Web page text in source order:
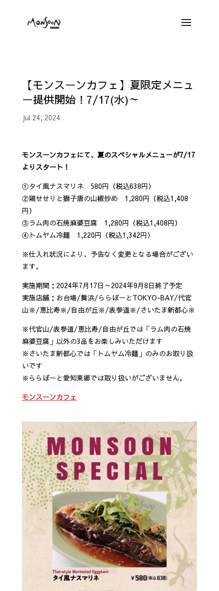
【モンスーンカフェ】夏限定メニュ
ー提供開始！7/17(水)～
Jul 24, 2024
モンスーンカフェにて、夏のスペシャルメニューが7/17
よりスタート！
①タイ風ナスマリネ 580円（税込638円）
②鶏せせりと獅子唐の山椒炒め 1,280円（税込1,408
円）
③ラム肉の石焼麻婆豆腐 1,280円（税込1,408円）
④トムヤム冷麺 1,220円（税込1,342円）
※仕入れ状況により、予告なく変更となる場合がござい
ます。
実施期間：2024年7月17日～2024年9月8日終了予定
実施店舗：お台場/舞浜/ららぽーとTOKYO-BAY/代官
山※/恵比寿※/自由が丘※/表参道※/さいたま新都心※
※代官山/表参道/恵比寿/自由が丘では「ラム肉の石焼
麻婆豆腐」以外の3品をお楽しみいただけます
※さいたま新都心では「トムヤム冷麺」のみのお取り扱
いです
※ららぽーと愛知東郷では取り扱いがございません。
モンスーンカフェ